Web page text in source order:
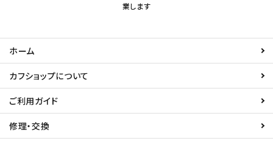
業します
ホーム
カフショップについて
ご利用ガイド
修理・交換